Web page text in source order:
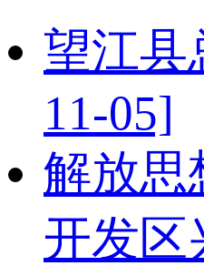
望江县
11-05]
解放思
开发区